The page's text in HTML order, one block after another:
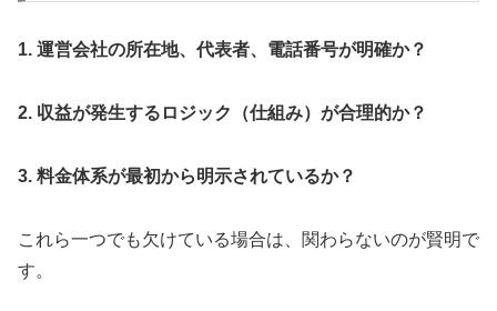
1. 運営会社の所在地、代表者、電話番号が明確か？
2. 収益が発生するロジック（仕組み）が合理的か？
3. 料金体系が最初から明示されているか？
これら一つでも欠けている場合は、関わらないのが賢明で
す。